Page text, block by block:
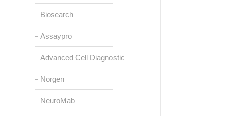
Biosearch
Assaypro
Advanced Cell Diagnostic
Norgen
NeuroMab